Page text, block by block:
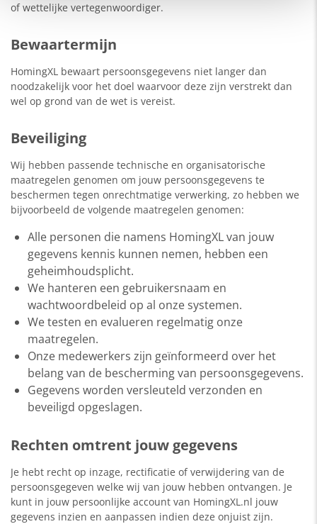
of wettelijke vertegenwoordiger.
Bewaartermijn
HomingXL bewaart persoonsgegevens niet langer dan
noodzakelijk voor het doel waarvoor deze zijn verstrekt dan
wel op grond van de wet is vereist.
Beveiliging
Wij hebben passende technische en organisatorische
maatregelen genomen om jouw persoonsgegevens te
beschermen tegen onrechtmatige verwerking, zo hebben we
bijvoorbeeld de volgende maatregelen genomen:
Alle personen die namens HomingXL van jouw
gegevens kennis kunnen nemen, hebben een
geheimhoudsplicht.
We hanteren een gebruikersnaam en
wachtwoordbeleid op al onze systemen.
We testen en evalueren regelmatig onze
maatregelen.
Onze medewerkers zijn geïnformeerd over het
belang van de bescherming van persoonsgegevens.
Gegevens worden versleuteld verzonden en
beveiligd opgeslagen.
Rechten omtrent jouw gegevens
Je hebt recht op inzage, rectificatie of verwijdering van de
persoonsgegeven welke wij van jouw hebben ontvangen. Je
kunt in jouw persoonlijke account van HomingXL.nl jouw
gegevens inzien en aanpassen indien deze onjuist zijn.